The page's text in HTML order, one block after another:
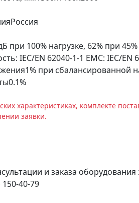
Россия
при 100% нагрузке, 62% при
IEC/EN 62040-1-1 EMC: IEC/
1% при сбалансированной
0.1%
характеристиках, комплекте
заявки.
и заказа
150-40-79